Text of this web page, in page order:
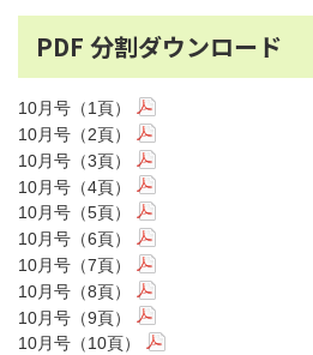
PDF 分割ダウンロード
10月号（1頁）
10月号（2頁）
10月号（3頁）
10月号（4頁）
10月号（5頁）
10月号（6頁）
10月号（7頁）
10月号（8頁）
10月号（9頁）
10月号（10頁）